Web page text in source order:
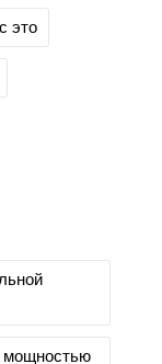
это
мощностью